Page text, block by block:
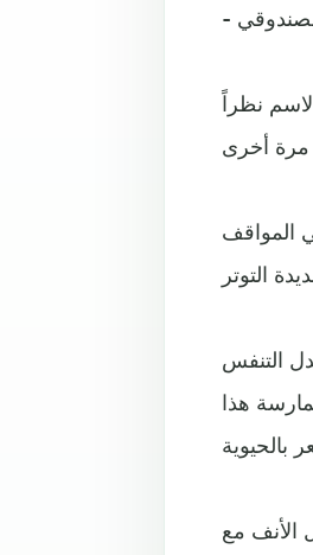
نظراً
المواقف
التنفس
هذا
الأنف مع